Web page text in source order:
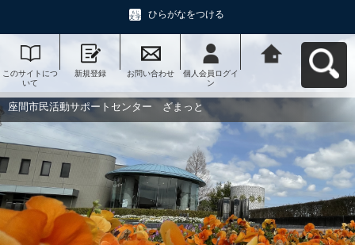
ひらがなをつける
このサイトにつ
いて
新規登録 お問い合わせ
個人会員ログイ
ン
ー ざまっとへ
座間市民活動サポートセンター ざまっと